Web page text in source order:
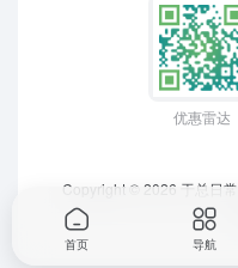
优惠雷达
Copyright © 2026 于总日常
首页 导航